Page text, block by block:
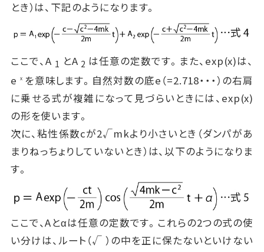
とき）は、下記のようになります。
ここで、A 1 とA 2 は任意の定数です。また、exp(x)は、
e x を意味します。自然対数の底e（=2.718・・・）の右肩
に乗せる式が複雑になって見づらいときには、exp(x)
の形を使います。
次に、粘性係数cが2√mkより小さいとき（ダンパがあ
まりねっちょりしていないとき）は、以下のようになりま
す。
ここで、Aとαは任意の定数です。これらの2つの式の使
い分けは、ルート（√ ）の中を正に保たないといけない